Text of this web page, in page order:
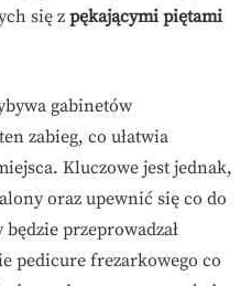
się z pękającymi piętami
gabinetów
zabieg, co ułatwia
Kluczowe jest jednak,
oraz upewnić się co do
przeprowadzał
pedicure frezarkowego co